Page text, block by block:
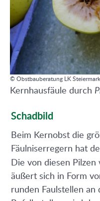
© Obstbauberatung LK Steiermark
Kernhausfäule durch
Schadbild
Beim Kernobst die
Fäulniserregern hat
Die von diesen Pilzen
äußert sich in Form
runden Faulstellen